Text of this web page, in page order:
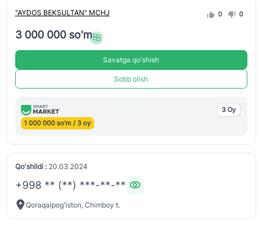
"AYDOS BEKSULTAN" MCHJ 0 0
3 000 000 so'm
Savatga qo'shish
Sotib olish
3 Oy
1 000 000 so'm / 3 oy
Qo'shildi :20.03.2024
+998 ** (**) ***-**-**
Qoraqalpogʻiston, Chimboy t.